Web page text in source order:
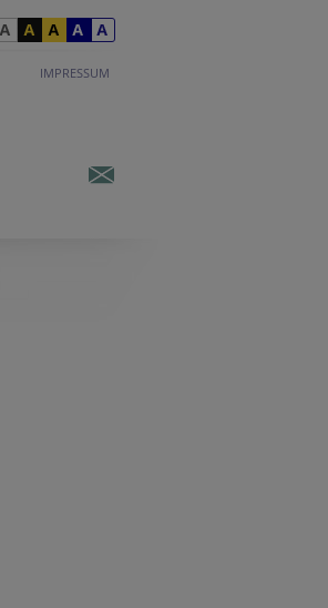
IMPRESSUM